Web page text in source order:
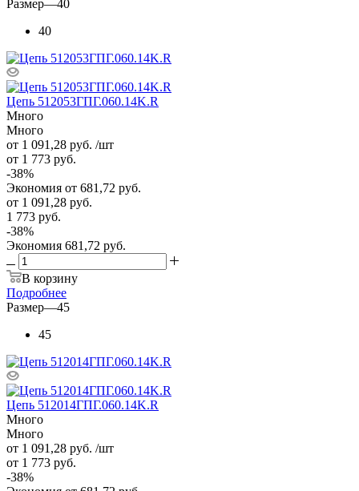
Размер—40
40
Цепь 512053ГПГ.060.14K.R
Много
Много
от 1 091,28 руб. /шт
от 1 773 руб.
-38%
Экономия от 681,72 руб.
от 1 091,28 руб.
1 773 руб.
-38%
Экономия 681,72 руб.
В корзину
Подробнее
Размер—45
45
Цепь 512014ГПГ.060.14K.R
Много
Много
от 1 091,28 руб. /шт
от 1 773 руб.
-38%